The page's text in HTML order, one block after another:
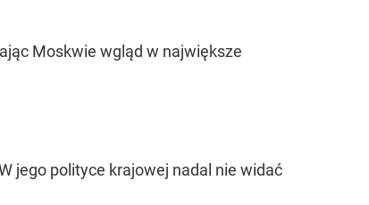
Moskwie wgląd w największe
jego polityce krajowej nadal nie widać